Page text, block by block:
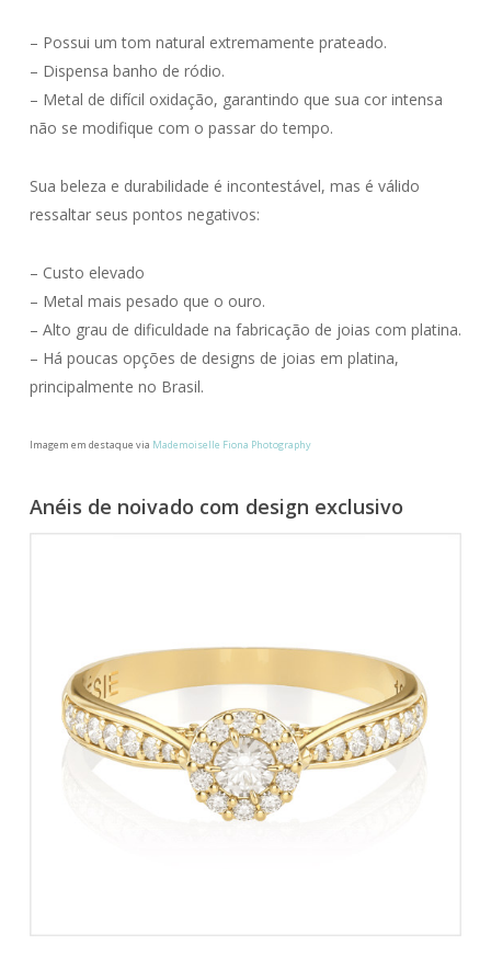
– Possui um tom natural extremamente prateado.
– Dispensa banho de ródio.
– Metal de difícil oxidação, garantindo que sua cor intensa
não se modifique com o passar do tempo.
Sua beleza e durabilidade é incontestável, mas é válido
ressaltar seus pontos negativos:
– Custo elevado
– Metal mais pesado que o ouro.
– Alto grau de dificuldade na fabricação de joias com platina.
– Há poucas opções de designs de joias em platina,
principalmente no Brasil.
Imagem em destaque via Mademoiselle Fiona Photography
Anéis de noivado com design exclusivo